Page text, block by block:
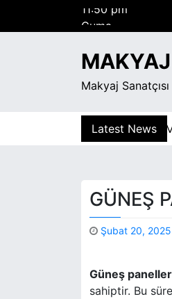
Cuma
Ağustos 7, 2026
Makyaj Sanatçısı
Latest News
Bagimliligiyla Mucadelede
GÜNEŞ
Şubat 20, 2025
Güneş
sahiptir. Bu